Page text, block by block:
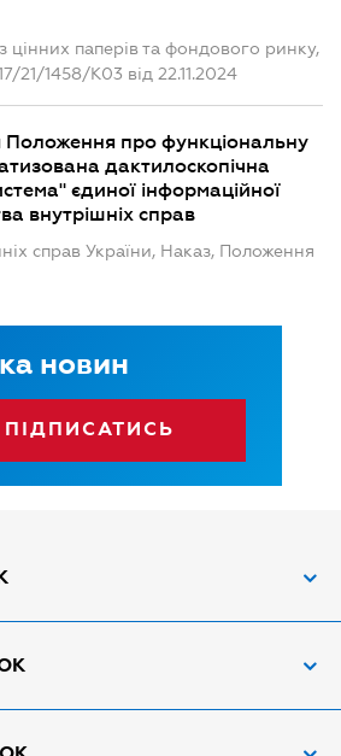
цінних паперів та фондового ринку,
21/1458/К03 від 22.11.2024
про функціональну
дактилоскопічна
єдиної інформаційної
внутрішніх справ
справ України, Наказ, Положення
новин
ПІДПИСАТИСЬ